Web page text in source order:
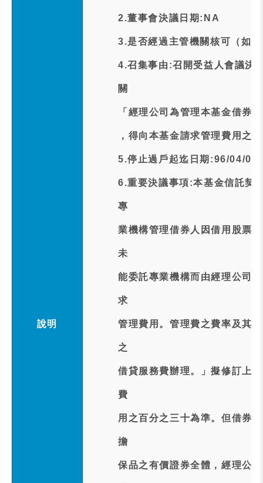
說明
2.董事會決議日期:NA
3.是否經過主管機關核可（如
4.召集事由:召開受益人會議決
關
「經理公司為管理本基金借券
，得向本基金請求管理費用之
5.停止過戶起迄日期:96/04/
6.重要決議事項:本基金信託契
專
業機構管理借券人因借用股票
未
能委託專業機構而由經理公司
求
管理費用。管理費之費率及其
之
借貸服務費辦理。」擬修訂上
費
用之百分之三十為準。但借券
擔
保品之有價證券全體，經理公